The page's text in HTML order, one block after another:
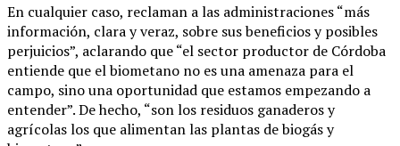
En cualquier caso, reclaman a las administraciones “más
información, clara y veraz, sobre sus beneficios y posibles
perjuicios”, aclarando que “el sector productor de Córdoba
entiende que el biometano no es una amenaza para el
campo, sino una oportunidad que estamos empezando a
entender”. De hecho, “son los residuos ganaderos y
agrícolas los que alimentan las plantas de biogás y